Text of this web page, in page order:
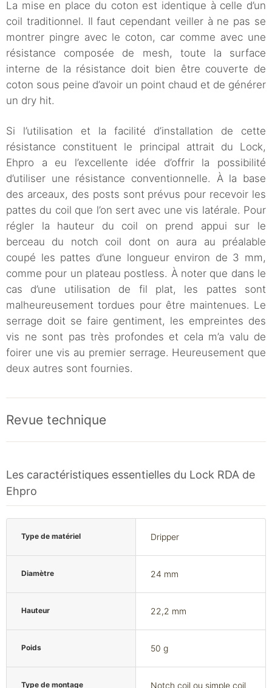
La mise en place du coton est identique à celle d’un
coil traditionnel. Il faut cependant veiller à ne pas se
montrer pingre avec le coton, car comme avec une
résistance composée de mesh, toute la surface
interne de la résistance doit bien être couverte de
coton sous peine d’avoir un point chaud et de générer
un dry hit.
Si l’utilisation et la facilité d’installation de cette
résistance constituent le principal attrait du Lock,
Ehpro a eu l’excellente idée d’offrir la possibilité
d’utiliser une résistance conventionnelle. À la base
des arceaux, des posts sont prévus pour recevoir les
pattes du coil que l’on sert avec une vis latérale. Pour
régler la hauteur du coil on prend appui sur le
berceau du notch coil dont on aura au préalable
coupé les pattes d’une longueur environ de 3 mm,
comme pour un plateau postless. À noter que dans le
cas d’une utilisation de fil plat, les pattes sont
malheureusement tordues pour être maintenues. Le
serrage doit se faire gentiment, les empreintes des
vis ne sont pas très profondes et cela m’a valu de
foirer une vis au premier serrage. Heureusement que
deux autres sont fournies.
Revue technique
Les caractéristiques essentielles du Lock RDA de
Ehpro
Type de matériel Dripper
Diamètre 24 mm
Hauteur 22,2 mm
Poids 50 g
Type de montage Notch coil ou simple coil